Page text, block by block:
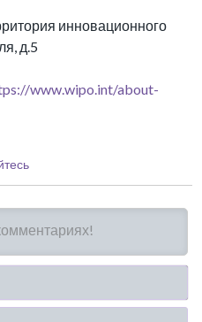
инновационного
д.5
www.wipo.int/about-